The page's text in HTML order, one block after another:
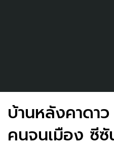
บ้านหลังคาดา
คนจนเมือง ซี